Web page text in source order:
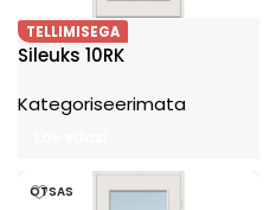
TELLIMISEGA
Sileuks 10RK
Kategoriseerimata
OTSAS